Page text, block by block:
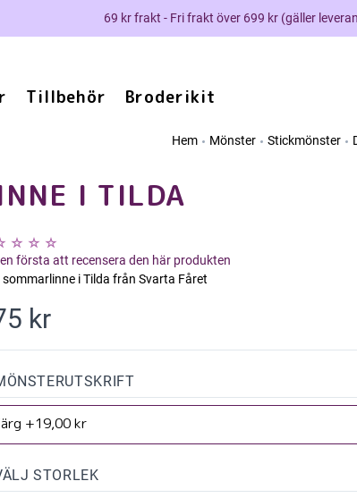
69 kr frakt - Fri frakt över 699 kr (gäller
Tillbehör Broderikit
Hem Mönster Stickmönster
I TILDA
första att recensera den här produkten
i Tilda från Svarta Fåret
kr
STORLEK